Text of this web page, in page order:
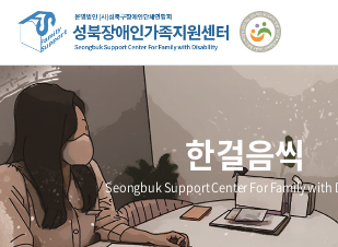
한걸음씩
Seongbuk Support Center For Family with